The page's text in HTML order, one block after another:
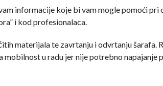
informacije koje bi vam mogle pomoći
i kod profesionalaca.
materijala te zavrtanju i odvrtanju šarafa.
u radu jer nije potrebno